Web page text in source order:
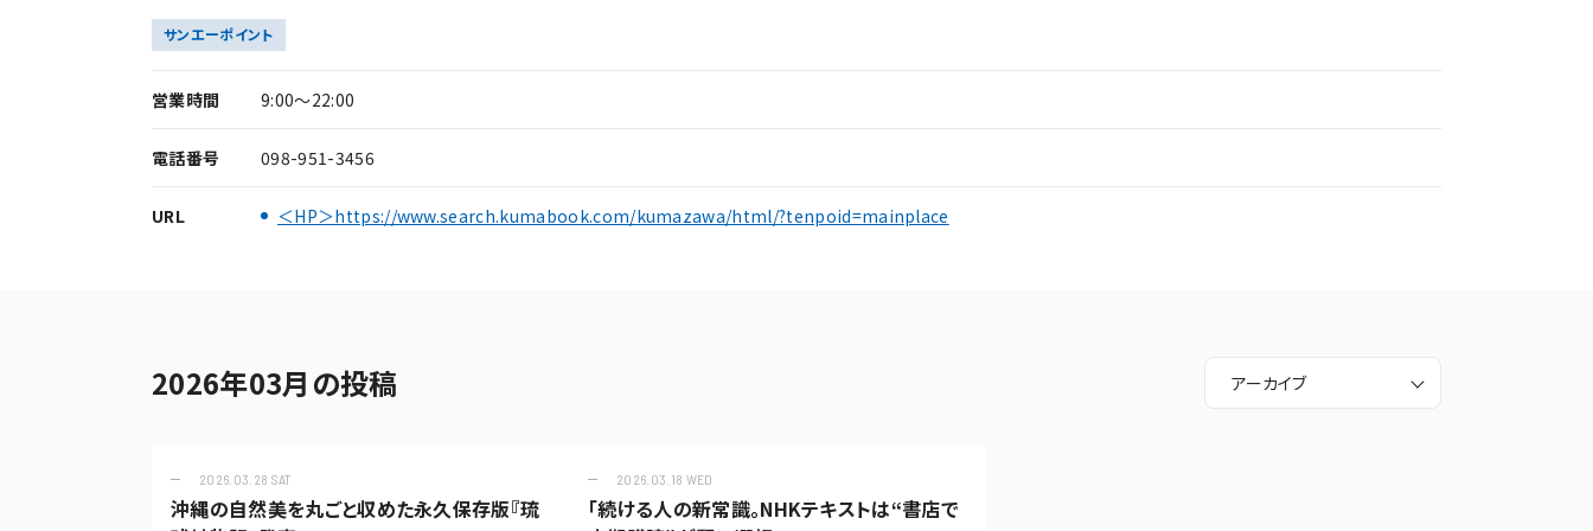
サンエーポイント
営業時間 9:00～22:00
電話番号 098-951-3456
URL ＜HP＞https://www.search.kumabook.com/kumazawa/html/?tenpoid=mainplace
2026年03月の投稿 アーカイブ
2026.03.28 SAT
沖縄の自然美を丸ごと収めた永久保存版『琉
2026.03.18 WED
「続ける人の新常識。NHKテキストは“書店で